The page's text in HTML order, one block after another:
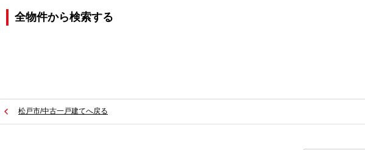
全物件から検索する
松戸市/中古一戸建てへ戻る